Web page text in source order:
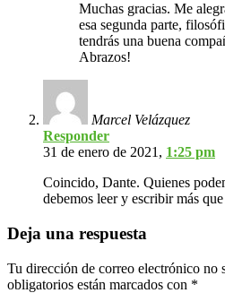
Muchas gracias. Me
esa segunda parte,
tendrás una buena
Abrazos!
Marcel Velázquez
Responder
31 de enero de 2021, 1:25 pm
Coincido, Dante. Quienes
debemos leer y escribir más
Deja una respuesta
Tu dirección de correo electrónico no
obligatorios están marcados con *